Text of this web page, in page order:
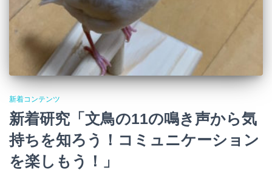
新着コンテンツ
新着研究「文鳥の11の鳴き声から気
持ちを知ろう！コミュニケーション
を楽しもう！」